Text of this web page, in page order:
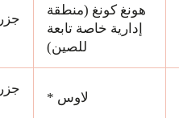
هونغ كونغ (منطقة
إدارية خاصة تابعة
للصين)
لاوس *